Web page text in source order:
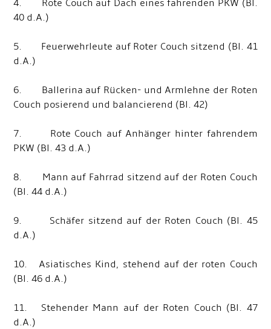
4. Rote Couch auf Dach eines fahrenden PKW (Bl.
40 d.A.)
5. Feuerwehrleute auf Roter Couch sitzend (Bl. 41
d.A.)
6. Ballerina auf Rücken- und Armlehne der Roten
Couch posierend und balancierend (Bl. 42)
7. Rote Couch auf Anhänger hinter fahrendem
PKW (Bl. 43 d.A.)
8. Mann auf Fahrrad sitzend auf der Roten Couch
(Bl. 44 d.A.)
9. Schäfer sitzend auf der Roten Couch (Bl. 45
d.A.)
10. Asiatisches Kind, stehend auf der roten Couch
(Bl. 46 d.A.)
11. Stehender Mann auf der Roten Couch (Bl. 47
d.A.)